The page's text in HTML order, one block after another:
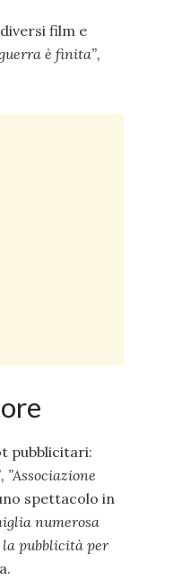
film e
è finita”,
pubblicitari:
”Associazione
spettacolo in
numerosa
pubblicità per